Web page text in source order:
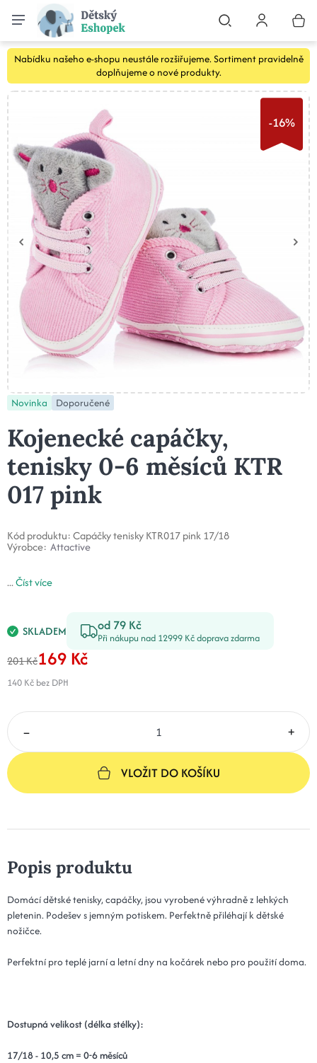
Nabídku našeho e-shopu neustále rozšiřujeme. Sortiment pravidelně
doplňujeme o nové produkty.
-16%
Novinka Doporučené
Kojenecké capáčky,
tenisky 0-6 měsíců KTR
017 pink
Kód produktu:Capáčky tenisky KTR017 pink 17/18
Výrobce: Attactive
...Číst více
SKLADEM od 79 Kč
Při nákupu nad 12999 Kč doprava zdarma
201 Kč169 Kč
140 Kč bez DPH
– +
VLOŽIT DO KOŠÍKU
Popis produktu
Domácí dětské tenisky, capáčky, jsou vyrobené výhradně z lehkých
pletenin. Podešev s jemným potiskem. Perfektně přiléhají k dětské
nožičce.
Perfektní pro teplé jarní a letní dny na kočárek nebo pro použití doma.
Dostupná velikost (délka stélky):
17/18 - 10,5 cm = 0-6 měsíců